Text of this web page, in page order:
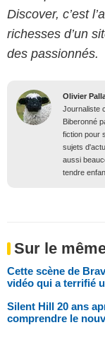
Discover, c’est
richesses d’un
des passionnés.
Olivier
Journaliste
Biberonné
fiction pour
sujets
aussi
tendre
Sur le
Cette scène de
vidéo qui a terrifié
Silent Hill 20 ans
comprendre le